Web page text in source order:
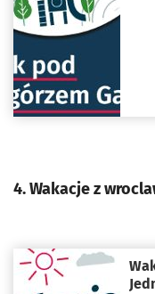
4. Wakacje z